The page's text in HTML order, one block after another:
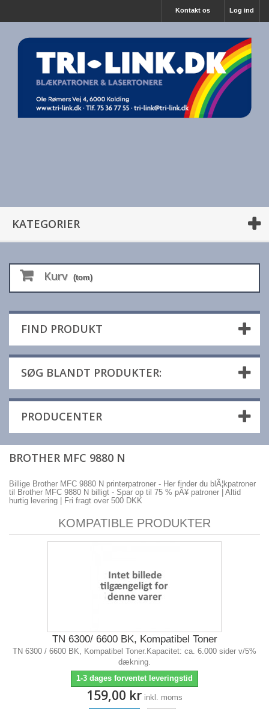
Log ind
Kontakt os
KATEGORIER
Kurv (tom)
FIND PRODUKT
SØG BLANDT PRODUKTER:
PRODUCENTER
BROTHER MFC 9880 N
Billige Brother MFC 9880 N printerpatroner - Her finder du blÃ¦kpatroner
til Brother MFC 9880 N billigt - Spar op til 75 % pÃ¥ patroner | Altid
hurtig levering | Fri fragt over 500 DKK
KOMPATIBLE PRODUKTER
TN 6300/ 6600 BK, Kompatibel Toner
TN 6300 / 6600 BK, Kompatibel Toner.Kapacitet: ca. 6.000 sider v/5%
dækning.
1-3 dages forventet leveringstid
159,00 kr inkl. moms